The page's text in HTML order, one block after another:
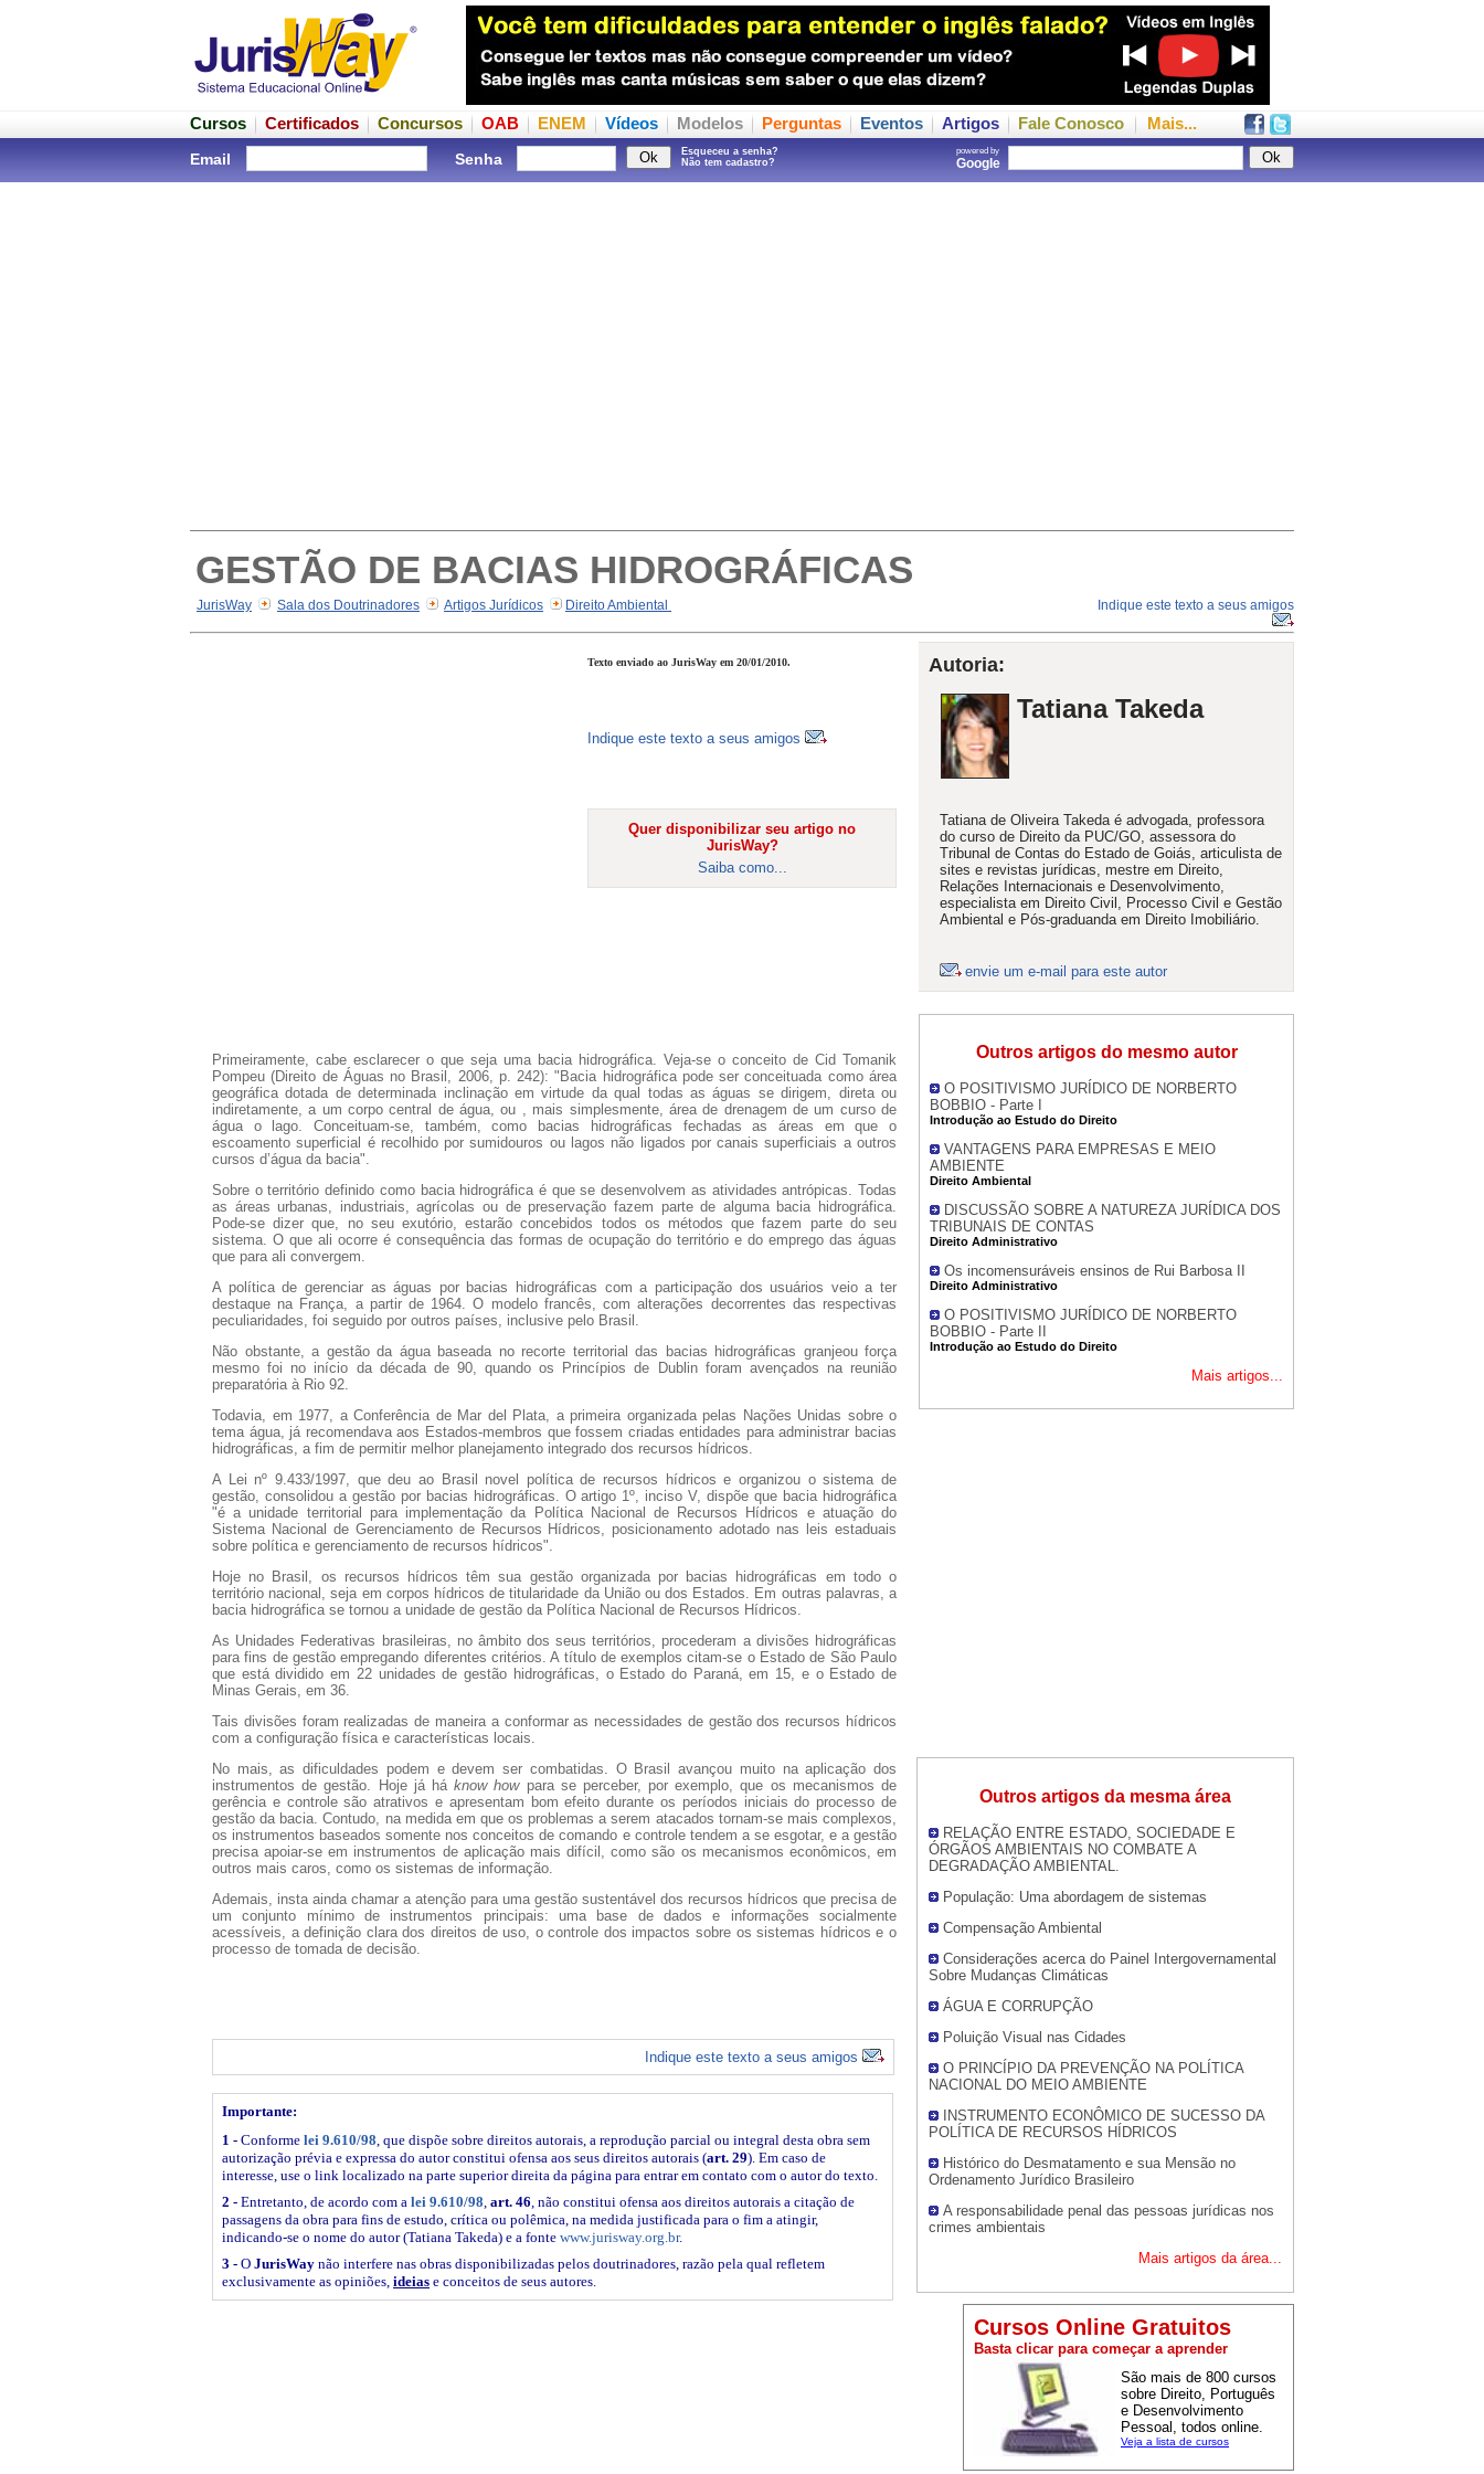
Cursos Certificados Concursos OAB ENEM Vídeos Modelos Perguntas Eventos Artigos Fale Conosco Mais...
Email Senha
Esqueceu a senha?
Não tem cadastro?
powered by
Google
GESTÃO DE BACIAS HIDROGRÁFICAS
JurisWay Sala dos Doutrinadores Artigos Jurídicos Direito Ambiental Indique este texto a seus amigos
Autoria:
Tatiana Takeda
Tatiana de Oliveira Takeda é advogada, professora
do curso de Direito da PUC/GO, assessora do
Tribunal de Contas do Estado de Goiás, articulista de
sites e revistas jurídicas, mestre em Direito,
Relações Internacionais e Desenvolvimento,
especialista em Direito Civil, Processo Civil e Gestão
Ambiental e Pós-graduanda em Direito Imobiliário.
envie um e-mail para este autor
Outros artigos do mesmo autor
O POSITIVISMO JURÍDICO DE NORBERTO
BOBBIO - Parte I
Introdução ao Estudo do Direito
VANTAGENS PARA EMPRESAS E MEIO
AMBIENTE
Direito Ambiental
DISCUSSÃO SOBRE A NATUREZA JURÍDICA DOS
TRIBUNAIS DE CONTAS
Direito Administrativo
Os incomensuráveis ensinos de Rui Barbosa II
Direito Administrativo
O POSITIVISMO JURÍDICO DE NORBERTO
BOBBIO - Parte II
Introdução ao Estudo do Direito
Mais artigos...
Outros artigos da mesma área
RELAÇÃO ENTRE ESTADO, SOCIEDADE E
ÓRGÃOS AMBIENTAIS NO COMBATE A
DEGRADAÇÃO AMBIENTAL.
População: Uma abordagem de sistemas
Compensação Ambiental
Considerações acerca do Painel Intergovernamental
Sobre Mudanças Climáticas
ÁGUA E CORRUPÇÃO
Poluição Visual nas Cidades
O PRINCÍPIO DA PREVENÇÃO NA POLÍTICA
NACIONAL DO MEIO AMBIENTE
INSTRUMENTO ECONÔMICO DE SUCESSO DA
POLÍTICA DE RECURSOS HÍDRICOS
Histórico do Desmatamento e sua Mensão no
Ordenamento Jurídico Brasileiro
A responsabilidade penal das pessoas jurídicas nos
crimes ambientais
Mais artigos da área...
Cursos Online Gratuitos
Basta clicar para começar a aprender
São mais de 800 cursos
sobre Direito, Português
e Desenvolvimento
Pessoal, todos online.
Veja a lista de cursos
Texto enviado ao JurisWay em 20/01/2010.
Indique este texto a seus amigos
Quer disponibilizar seu artigo no
JurisWay?
Saiba como...
Primeiramente, cabe esclarecer o que seja uma bacia hidrográfica. Veja-se o conceito de Cid Tomanik
Pompeu (Direito de Águas no Brasil, 2006, p. 242): "Bacia hidrográfica pode ser conceituada como área
geográfica dotada de determinada inclinação em virtude da qual todas as águas se dirigem, direta ou
indiretamente, a um corpo central de água, ou , mais simplesmente, área de drenagem de um curso de
água o lago. Conceituam-se, também, como bacias hidrográficas fechadas as áreas em que o
escoamento superficial é recolhido por sumidouros ou lagos não ligados por canais superficiais a outros
cursos d’água da bacia".
Sobre o território definido como bacia hidrográfica é que se desenvolvem as atividades antrópicas. Todas
as áreas urbanas, industriais, agrícolas ou de preservação fazem parte de alguma bacia hidrográfica.
Pode-se dizer que, no seu exutório, estarão concebidos todos os métodos que fazem parte do seu
sistema. O que ali ocorre é consequência das formas de ocupação do território e do emprego das águas
que para ali convergem.
A política de gerenciar as águas por bacias hidrográficas com a participação dos usuários veio a ter
destaque na França, a partir de 1964. O modelo francês, com alterações decorrentes das respectivas
peculiaridades, foi seguido por outros países, inclusive pelo Brasil.
Não obstante, a gestão da água baseada no recorte territorial das bacias hidrográficas granjeou força
mesmo foi no início da década de 90, quando os Princípios de Dublin foram avençados na reunião
preparatória à Rio 92.
Todavia, em 1977, a Conferência de Mar del Plata, a primeira organizada pelas Nações Unidas sobre o
tema água, já recomendava aos Estados-membros que fossem criadas entidades para administrar bacias
hidrográficas, a fim de permitir melhor planejamento integrado dos recursos hídricos.
A Lei nº 9.433/1997, que deu ao Brasil novel política de recursos hídricos e organizou o sistema de
gestão, consolidou a gestão por bacias hidrográficas. O artigo 1º, inciso V, dispõe que bacia hidrográfica
"é a unidade territorial para implementação da Política Nacional de Recursos Hídricos e atuação do
Sistema Nacional de Gerenciamento de Recursos Hídricos, posicionamento adotado nas leis estaduais
sobre política e gerenciamento de recursos hídricos".
Hoje no Brasil, os recursos hídricos têm sua gestão organizada por bacias hidrográficas em todo o
território nacional, seja em corpos hídricos de titularidade da União ou dos Estados. Em outras palavras, a
bacia hidrográfica se tornou a unidade de gestão da Política Nacional de Recursos Hídricos.
As Unidades Federativas brasileiras, no âmbito dos seus territórios, procederam a divisões hidrográficas
para fins de gestão empregando diferentes critérios. A título de exemplos citam-se o Estado de São Paulo
que está dividido em 22 unidades de gestão hidrográficas, o Estado do Paraná, em 15, e o Estado de
Minas Gerais, em 36.
Tais divisões foram realizadas de maneira a conformar as necessidades de gestão dos recursos hídricos
com a configuração física e características locais.
No mais, as dificuldades podem e devem ser combatidas. O Brasil avançou muito na aplicação dos
instrumentos de gestão. Hoje já háknow howpara se perceber, por exemplo, que os mecanismos de
gerência e controle são atrativos e apresentam bom efeito durante os períodos iniciais do processo de
gestão da bacia. Contudo, na medida em que os problemas a serem atacados tornam-se mais complexos,
os instrumentos baseados somente nos conceitos de comando e controle tendem a se esgotar, e a gestão
precisa apoiar-se em instrumentos de aplicação mais difícil, como são os mecanismos econômicos, em
outros mais caros, como os sistemas de informação.
Ademais, insta ainda chamar a atenção para uma gestão sustentável dos recursos hídricos que precisa de
um conjunto mínimo de instrumentos principais: uma base de dados e informações socialmente
acessíveis, a definição clara dos direitos de uso, o controle dos impactos sobre os sistemas hídricos e o
processo de tomada de decisão.
Indique este texto a seus amigos
Importante:
1 - Conforme lei 9.610/98 , que dispõe sobre direitos autorais, a reprodução parcial ou integral desta obra sem
autorização prévia e expressa do autor constitui ofensa aos seus direitos autorais (art. 29). Em caso de
interesse, use o link localizado na parte superior direita da página para entrar em contato com o autor do texto.
2 - Entretanto, de acordo com a lei 9.610/98 art. 46 , não constitui ofensa aos direitos autorais a citação de
passagens da obra para fins de estudo, crítica ou polêmica, na medida justificada para o fim a atingir,
indicando-se o nome do autor (Tatiana Takeda) e a fonte www.jurisway.org.br.
3 - O JurisWay não interfere nas obras disponibilizadas pelos doutrinadores, razão pela qual refletem
exclusivamente as opiniões, ideias e conceitos de seus autores.